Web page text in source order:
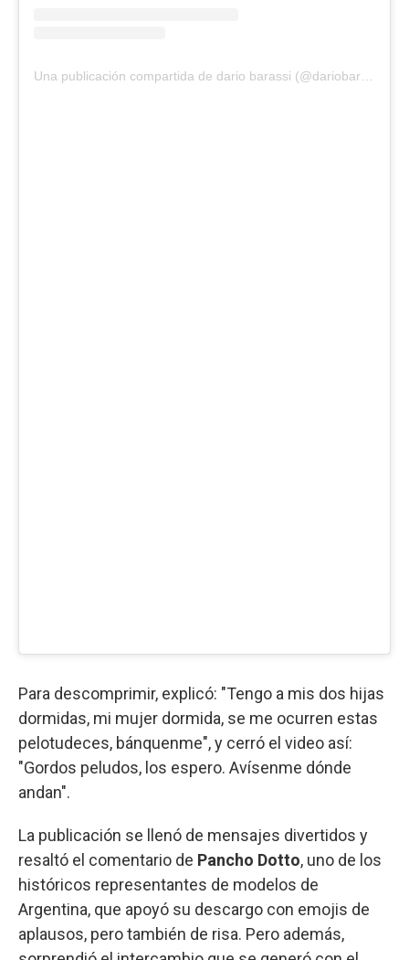
Para descomprimir, explicó: "Tengo a mis dos hijas
dormidas, mi mujer dormida, se me ocurren estas
pelotudeces, bánquenme", y cerró el video así:
"Gordos peludos, los espero. Avísenme dónde
andan".
La publicación se llenó de mensajes divertidos y
resaltó el comentario de Pancho Dotto, uno de los
históricos representantes de modelos de
Argentina, que apoyó su descargo con emojis de
aplausos, pero también de risa. Pero además,